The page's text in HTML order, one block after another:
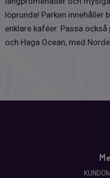
löprunda! Parken innehåller
enklare kaféer. Passa
och Haga Ocean, med